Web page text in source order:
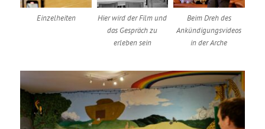
Einzelheiten
Hier wird der Film und
das Gespräch zu
erleben sein
Beim Dreh des
Ankündigungsvideos
in der Arche